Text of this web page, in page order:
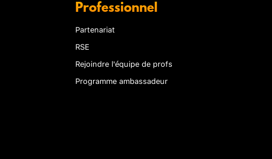
Professionnel
Partenariat
RSE
Rejoindre l'équipe de profs
Programme ambassadeur